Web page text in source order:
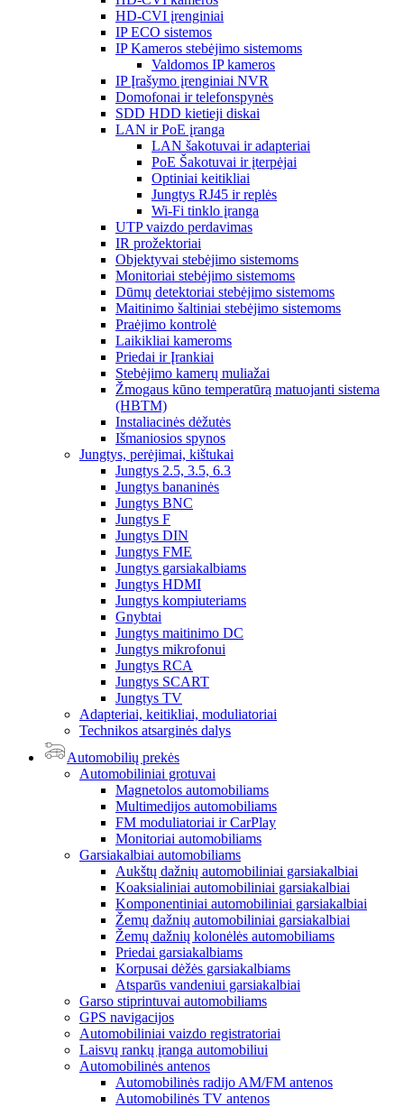
HD-CVI įrenginiai
IP ECO sistemos
IP Kameros stebėjimo sistemoms
Valdomos IP kameros
IP Įrašymo įrenginiai NVR
Domofonai ir telefonspynės
SDD HDD kietieji diskai
LAN ir PoE įranga
LAN šakotuvai ir adapteriai
PoE Šakotuvai ir įterpėjai
Optiniai keitikliai
Jungtys RJ45 ir replės
Wi-Fi tinklo įranga
UTP vaizdo perdavimas
IR prožektoriai
Objektyvai stebėjimo sistemoms
Monitoriai stebėjimo sistemoms
Dūmų detektoriai stebėjimo sistemoms
Maitinimo šaltiniai stebėjimo sistemoms
Praėjimo kontrolė
Laikikliai kameroms
Priedai ir Įrankiai
Stebėjimo kamerų muliažai
Žmogaus kūno temperatūrą matuojanti sistema
(HBTM)
Instaliacinės dėžutės
Išmaniosios spynos
Jungtys, perėjimai, kištukai
Jungtys 2.5, 3.5, 6.3
Jungtys bananinės
Jungtys BNC
Jungtys F
Jungtys DIN
Jungtys FME
Jungtys garsiakalbiams
Jungtys HDMI
Jungtys kompiuteriams
Gnybtai
Jungtys maitinimo DC
Jungtys mikrofonui
Jungtys RCA
Jungtys SCART
Jungtys TV
Adapteriai, keitikliai, moduliatoriai
Technikos atsarginės dalys
Automobilių prekės
Automobiliniai grotuvai
Magnetolos automobiliams
Multimedijos automobiliams
FM moduliatoriai ir CarPlay
Monitoriai automobiliams
Garsiakalbiai automobiliams
Aukštų dažnių automobiliniai garsiakalbiai
Koaksialiniai automobiliniai garsiakalbiai
Komponentiniai automobiliniai garsiakalbiai
Žemų dažnių automobiliniai garsiakalbiai
Žemų dažnių kolonėlės automobiliams
Priedai garsiakalbiams
Korpusai dėžės garsiakalbiams
Atsparūs vandeniui garsiakalbiai
Garso stiprintuvai automobiliams
GPS navigacijos
Automobiliniai vaizdo registratoriai
Laisvų rankų įranga automobiliui
Automobilinės antenos
Automobilinės radijo AM/FM antenos
Automobilinės TV antenos